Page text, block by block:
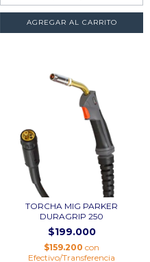
TORCHA MIG PARKER
DURAGRIP 250
$199.000
$159.200 con
Efectivo/Transferencia